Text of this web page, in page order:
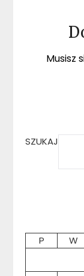
Musisz
SZUKAJ
P W